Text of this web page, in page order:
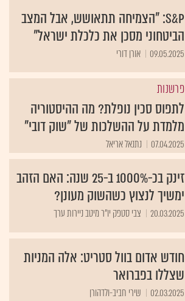
S&P: "הצמיחה תתאושש, אבל המצב
הביטחוני מסכן את כלכלת ישראל"
09.05.2025 אורן דורי
פרשנות
לתפוס סכין נופלת? מה ההיסטוריה
מלמדת על ההשלכות של "שוק דובי"
07.04.2025 נתנאל אריאל
זינק בכ-1000% ב-25 שנה: האם הזהב
ימשיך לנצוץ כשהשוק מעונן?
20.03.2025 צבי סטפק יו"ר מיטב ניירות ערך
חודש אדום בוול סטריט: אלה המניות
שצללו בפברואר
02.03.2025 שירי חביב-ולדהורן